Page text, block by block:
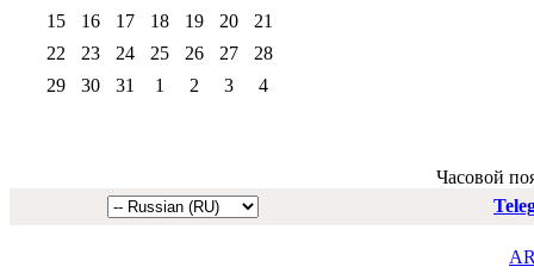
15
16 17 18 19 20
21
22
23 24 25 26 27
28
29
30 31 1 2 3 4
Часовой